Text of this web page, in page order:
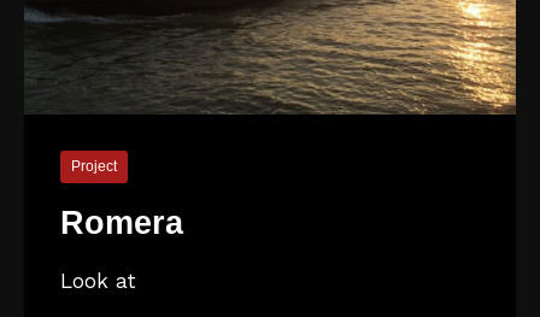
Project
Romera
Look at